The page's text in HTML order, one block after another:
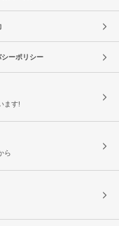
シーポリシー
ます!
ら